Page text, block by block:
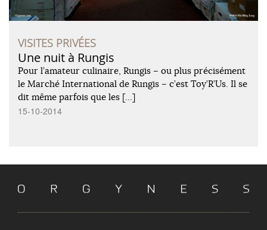
VISITES PRIVÉES
Une nuit à Rungis
Pour l’amateur culinaire, Rungis – ou plus précisément
le Marché International de Rungis – c’est Toy’R’Us. Il se
dit même parfois que les […]
15-10-2014